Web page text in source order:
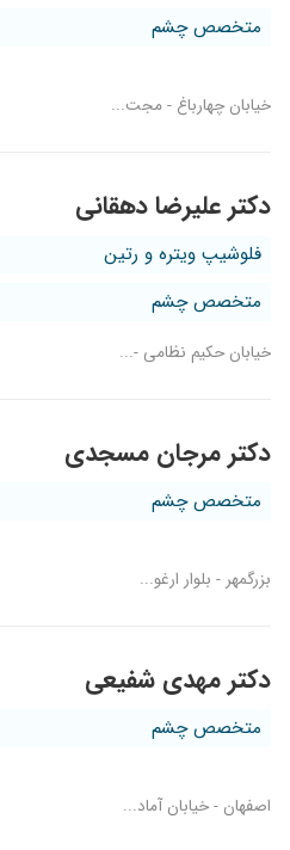
متخصص چشم
خیابان چهارباغ - مجت...
دکتر علیرضا دهقانی
فلوشیپ ویتره و رتین
متخصص چشم
خیابان حکیم نظامی -...
دکتر مرجان مسجدی
متخصص چشم
بزرگمهر - بلوار ارغو...
دکتر مهدی شفیعی
متخصص چشم
اصفهان - خیابان آماد...